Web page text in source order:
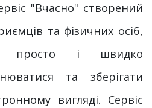
"Вчасно" створений
та фізичних осіб,
просто і швидко
та зберігати
вигляді. Сервіс